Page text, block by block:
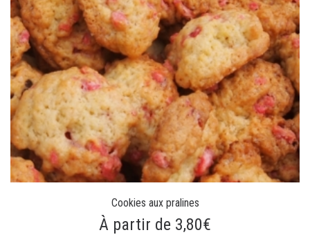
Cookies aux pralines
À partir de 3,80€